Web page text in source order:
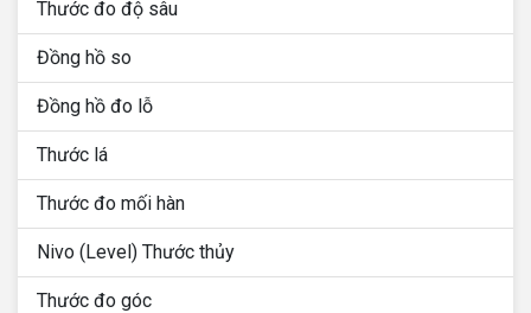
Thước đo độ sâu
Đồng hồ so
Đồng hồ đo lỗ
Thước lá
Thước đo mối hàn
Nivo (Level) Thước thủy
Thước đo góc